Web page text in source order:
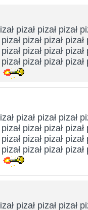
pizał pizał pizał
pizał pizał pizał
pizał pizał pizał
pizał pizał pizał
pizał pizał pizał
pizał pizał pizał
pizał pizał pizał
pizał pizał pizał
pizał pizał pizał